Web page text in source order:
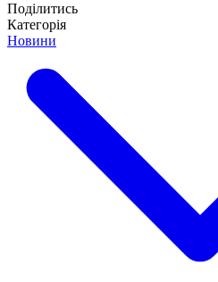
Поділитись
Категорія
Новини